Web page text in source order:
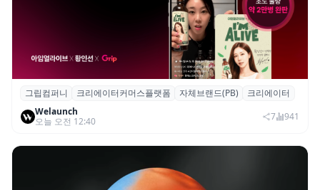
그립, 크리에이터·브랜드 협업 브랜드(PB)
진행...첫 콜라보 2시간 만에 완판
그립컴퍼니 크리에이터커머스플랫폼 자체브랜드(PB)
크리에이터
Welaunch
오늘 오전 12:40
7 941